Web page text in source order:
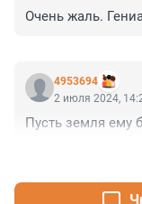
Очень жаль.
4953694
2 июля 2024,
Пусть земля ему